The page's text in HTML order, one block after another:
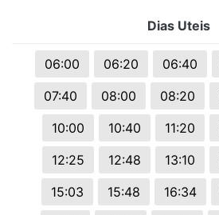
Dias Uteis
06:00 06:20 06:40
07:40
08:00 08:20
10:00
10:40 11:20
12:25
12:48 13:10
15:03
15:48 16:34